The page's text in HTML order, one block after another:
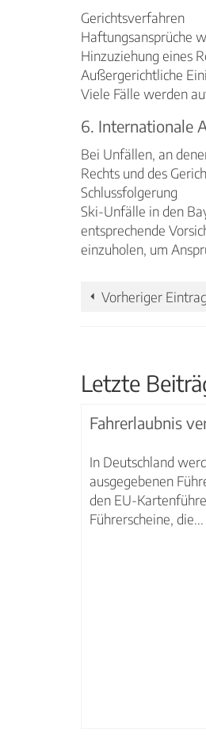
Gerichtsverfahren
Haftungsansprüche
Hinzuziehung eines
Außergerichtliche
Viele Fälle werden
6. Internationale
Bei Unfällen, an
Rechts und des
Schlussfolgerung
Ski-Unfälle in den
entsprechende
einzuholen, um
Vorheriger Eintrag
Letzte
Fahrerlaubnis
In Deutschland
ausgegebenen
den EU-
Führerscheine, die...